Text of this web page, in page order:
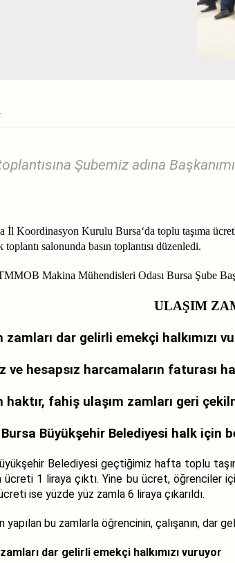
Şubemiz adına
Koordinasyon Kurulu Bursa‘da toplu taşıma
salonunda basın toplantısı düzenledi.
Makina Mühendisleri Odası Bursa Şube
ULAŞIM
zamları dar gelirli emekçi halkımızı
ve hesapsız harcamaların faturası
haktır, fahiş ulaşım zamları geri
Bursa Büyükşehir Belediyesi halk için
Belediyesi geçtiğimiz hafta toplu
ücreti 1 liraya çıktı. Yine bu ücret, öğrenciler
ise yüzde yüz zamla 6 liraya çıkarıldı.
yapılan bu zamlarla öğrencinin, çalışanın, dar
dar gelirli emekçi halkımızı vuruyor